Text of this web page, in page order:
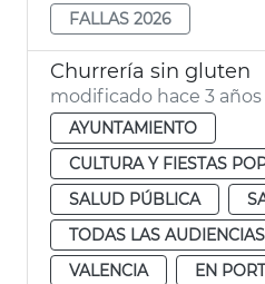
FALLAS 2026
Churrería sin gluten
modificado hace 3 años
AYUNTAMIENTO
CULTURA Y FIESTAS
SALUD PÚBLICA
TODAS LAS AUDIENCIAS
VALENCIA
EN